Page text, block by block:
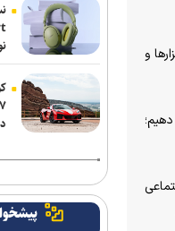
و
تمدید کرد
خبرنگاران،
ها و میدان
دانشگاه
جامعه است
پیام معاون
آزاد اسلامی به